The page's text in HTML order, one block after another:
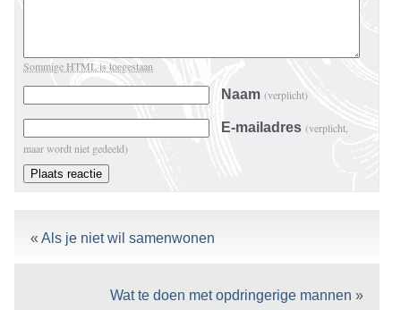
Sommige HTML is toegestaan
Naam (verplicht)
E-mailadres (verplicht,
maar wordt niet gedeeld)
« Als je niet wil samenwonen
Wat te doen met opdringerige mannen »